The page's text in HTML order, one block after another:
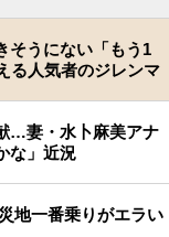
そうにない「もう1
る人気者のジレンマ
…妻・水卜麻美アナ
な」近況
地一番乗りがエラい